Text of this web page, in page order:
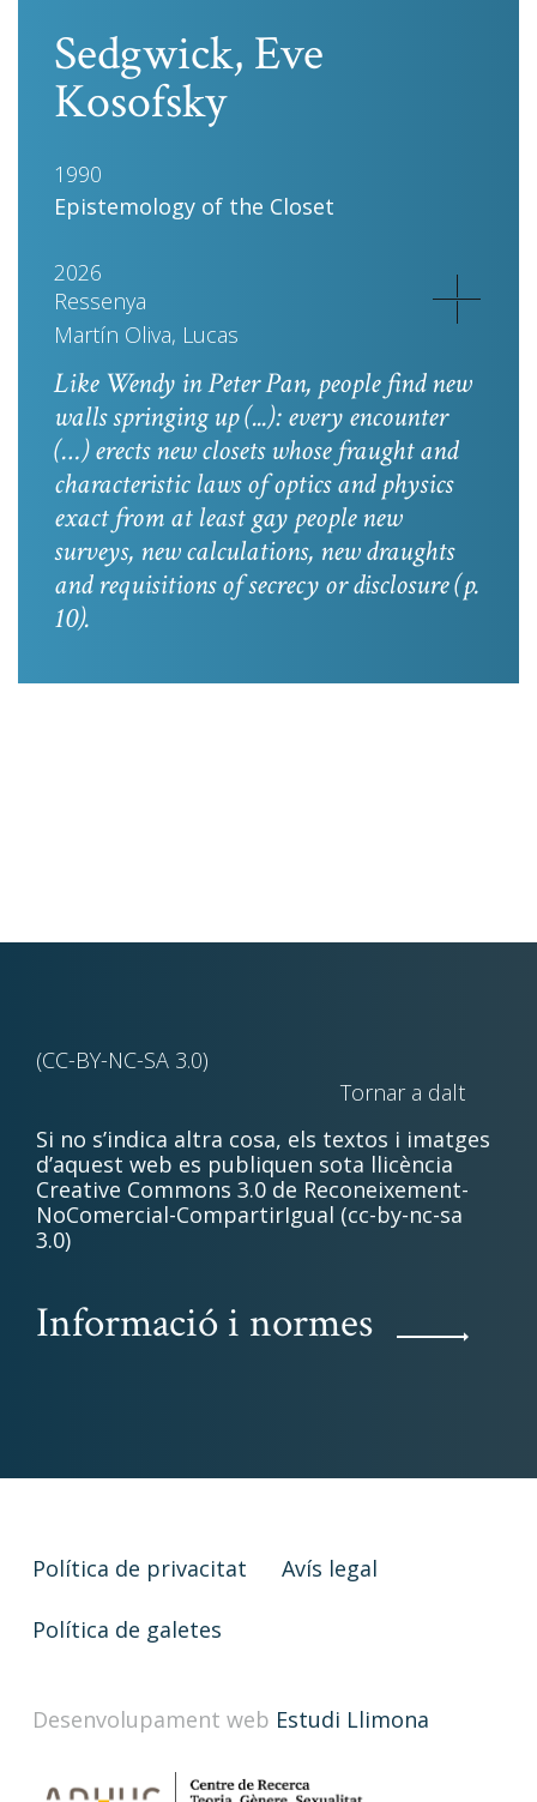
Sedgwick, Eve
Kosofsky
1990
Epistemology of the Closet
2026
Ressenya
Martín Oliva, Lucas
Like Wendy inPeter Pan, people find new
walls springing up (...): every encounter
(…) erects new closets whose fraught and
characteristic laws of optics and physics
exact from at least gay people new
surveys, new calculations, new draughts
and requisitions of secrecy or disclosure(p.
10).
(CC-BY-NC-SA 3.0)
Tornar a dalt
Si no s’indica altra cosa, els textos i imatges
d’aquest web es publiquen sota llicència
Creative Commons 3.0 de Reconeixement-
NoComercial-CompartirIgual (cc-by-nc-sa
3.0)
Informació i normes
Política de privacitat Avís legal
Política de galetes
Desenvolupament web Estudi Llimona